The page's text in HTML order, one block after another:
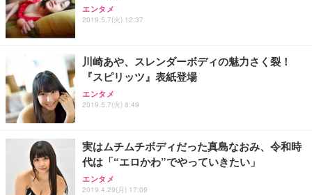
エンタメ
2019.5.7(火) 12:37
川崎あや、スレンダーボディの魅力さく裂！
『スピリッツ』表紙登場
エンタメ
2019.5.7(火) 8:49
実はムチムチボディだった真島なおみ、令和時
代は「“エロかわ”でやっていきたい」
エンタメ
2019.4.29(月) 17:09